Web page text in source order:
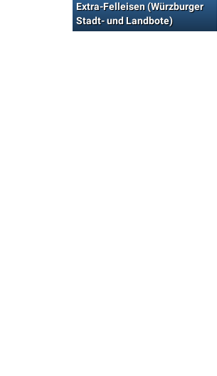
Extra-Felleisen (Würzburger
Stadt- und Landbote)